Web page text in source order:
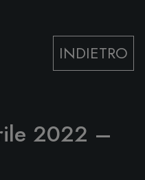
INDIETRO
2022 –